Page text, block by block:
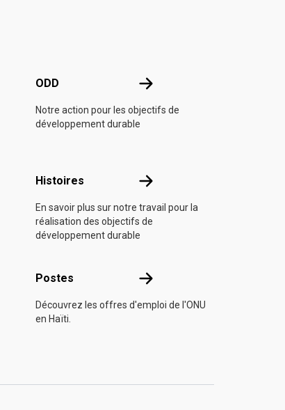
ODD ODD
Notre action pour les objectifs de
développement durable
Histoires Histoires
En savoir plus sur notre travail pour la
réalisation des objectifs de
développement durable
Postes Postes
Découvrez les offres d'emploi de l'ONU
en Haïti.